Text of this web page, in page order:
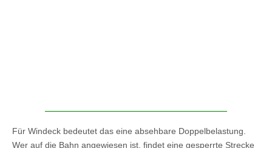
Für Windeck bedeutet das eine absehbare Doppelbelastung.
Wer auf die Bahn angewiesen ist, findet eine gesperrte Strecke